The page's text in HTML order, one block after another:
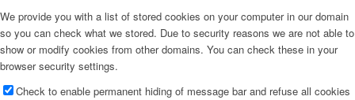
We provide you with a list of stored cookies on your computer in our domain
so you can check what we stored. Due to security reasons we are not able to
show or modify cookies from other domains. You can check these in your
browser security settings.
Check to enable permanent hiding of message bar and refuse all cookies